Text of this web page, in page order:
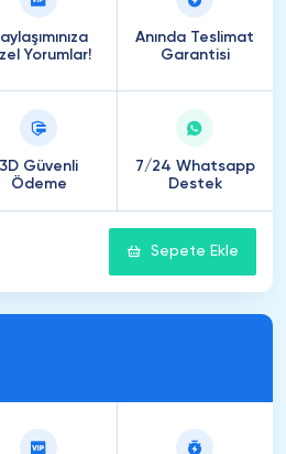
Yorumlar!
Anında Teslimat
Garantisi
3D Güvenli
Ödeme
7/24 Whatsapp
Destek
Sepete Ekle